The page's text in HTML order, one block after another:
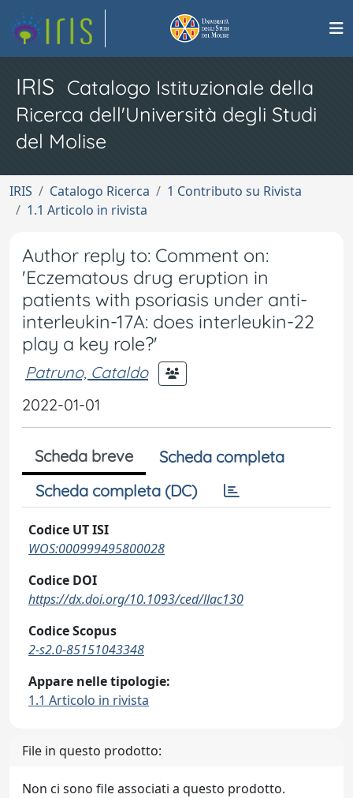
IRIS Catalogo Istituzionale della
Ricerca dell'Università degli Studi
del Molise
IRIS Catalogo Ricerca
1 Contributo su Rivista
1.1 Articolo in rivista
Author reply to: Comment on:
'Eczematous drug eruption in
patients with psoriasis under anti-
interleukin-17A: does interleukin-22
play a key role?'
Patruno, Cataldo
2022-01-01
Scheda breve
Scheda completa
Scheda completa (DC)
Codice UT ISI
WOS:000999495800028
Codice DOI
https://dx.doi.org/10.1093/ced/llac130
Codice Scopus
2-s2.0-85151043348
Appare nelle tipologie:
1.1 Articolo in rivista
File in questo prodotto:
Non ci sono file associati a questo prodotto.